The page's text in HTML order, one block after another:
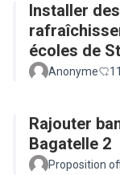
Installer
écoles de
Anonyme 11
Rajouter
Bagatelle 2
Proposition